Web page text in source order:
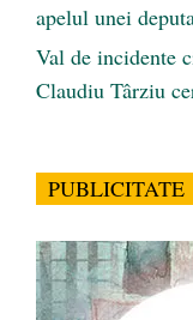
apelul unei
Val de incidente
Claudiu Târziu
PUBLICITATE